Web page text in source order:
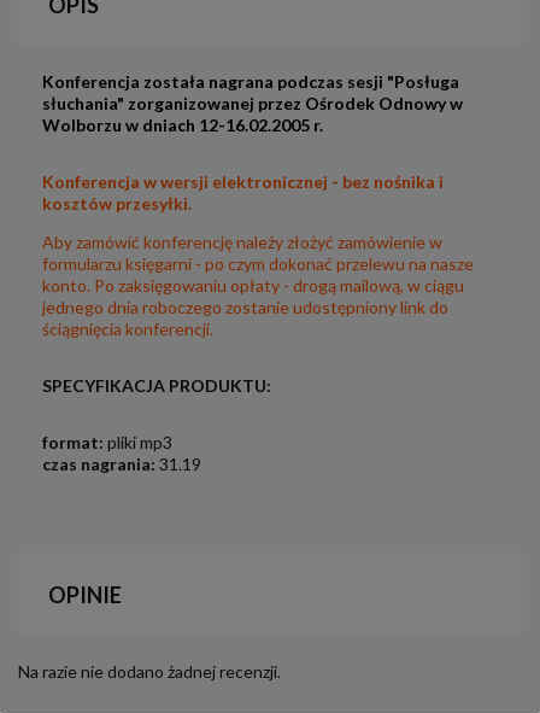
Konferencja została nagrana podczas sesji "Posługa
słuchania" zorganizowanej przez Ośrodek Odnowy w
Wolborzu w dniach 12-16.02.2005 r.
Konferencja w wersji elektronicznej - bez nośnika i
kosztów przesyłki.
Aby zamówić konferencję należy złożyć zamówienie w
formularzu księgarni - po czym dokonać przelewu na nasze
konto. Po zaksięgowaniu opłaty - drogą mailową, w ciągu
jednego dnia roboczego zostanie udostępniony link do
ściągnięcia konferencji.
SPECYFIKACJA PRODUKTU:
format: pliki mp3
czas nagrania: 31.19
OPINIE
Na razie nie dodano żadnej recenzji.